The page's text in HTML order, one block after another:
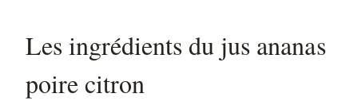
Les ingrédients du jus ananas
poire citron